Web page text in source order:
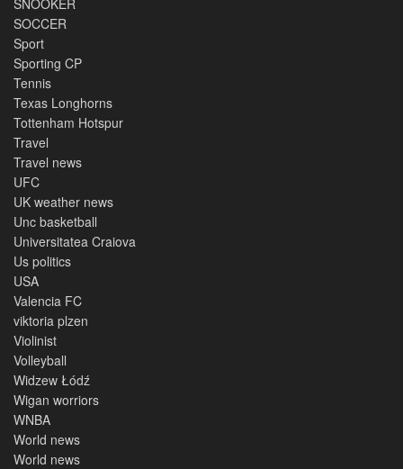
SOCCER
Sport
Sporting CP
Tennis
Texas Longhorns
Tottenham Hotspur
Travel
Travel news
UFC
UK weather news
Unc basketball
Universitatea Craiova
Us politics
USA
Valencia FC
viktoria plzen
Violinist
Volleyball
Widzew Łódź
Wigan worriors
WNBA
World news
World news